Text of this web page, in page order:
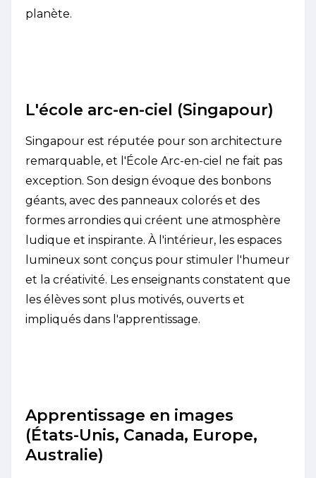
planète.
L'école arc-en-ciel (Singapour)
Singapour est réputée pour son architecture
remarquable, et l'École Arc-en-ciel ne fait pas
exception. Son design évoque des bonbons
géants, avec des panneaux colorés et des
formes arrondies qui créent une atmosphère
ludique et inspirante. À l'intérieur, les espaces
lumineux sont conçus pour stimuler l'humeur
et la créativité. Les enseignants constatent que
les élèves sont plus motivés, ouverts et
impliqués dans l'apprentissage.
Apprentissage en images
(États-Unis, Canada, Europe,
Australie)